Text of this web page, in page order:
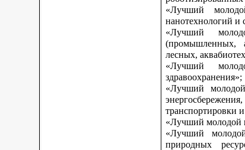
«Лучший
нанотехнологий и
«Лучший
(промышленных,
лесных,
«Лучший
здравоохранения»;
«Лучший
транспортировки
«Лучший молодой
«Лучший
природных